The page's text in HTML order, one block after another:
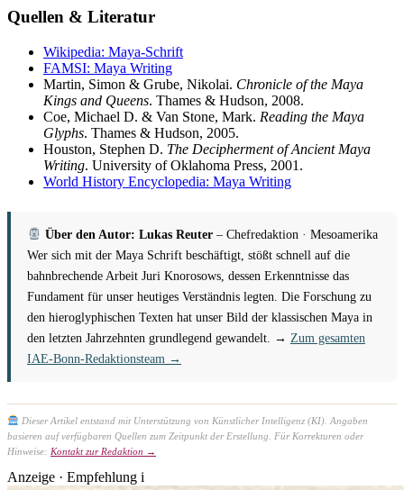
Quellen & Literatur
Wikipedia: Maya-Schrift
FAMSI: Maya Writing
Martin, Simon & Grube, Nikolai. Chronicle of the Maya
Kings and Queens. Thames & Hudson, 2008.
Coe, Michael D. & Van Stone, Mark. Reading the Maya
Glyphs. Thames & Hudson, 2005.
Houston, Stephen D. The Decipherment of Ancient Maya
Writing. University of Oklahoma Press, 2001.
World History Encyclopedia: Maya Writing
Über den Autor: Lukas Reuter– Chefredaktion · Mesoamerika
Wer sich mit der Maya Schrift beschäftigt, stößt schnell auf die
bahnbrechende Arbeit Juri Knorosows, dessen Erkenntnisse das
Fundament für unser heutiges Verständnis legten. Die Forschung zu
den hieroglyphischen Texten hat unser Bild der klassischen Maya in
den letzten Jahrzehnten grundlegend gewandelt. → Zum gesamten
IAE-Bonn-Redaktionsteam →
Dieser Artikel entstand mit Unterstützung von Künstlicher Intelligenz (KI). Angaben
basieren auf verfügbaren Quellen zum Zeitpunkt der Erstellung. Für Korrekturen oder
Hinweise: Kontakt zur Redaktion →
Anzeige · Empfehlung i